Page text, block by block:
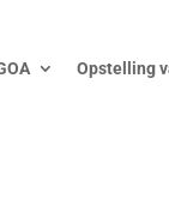
Opstelling